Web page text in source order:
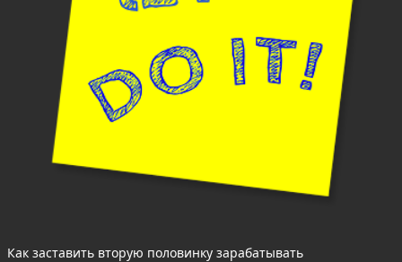
Как заставить вторую половинку зарабатывать